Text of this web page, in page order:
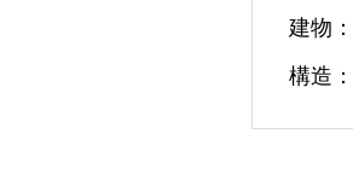
建物
構造